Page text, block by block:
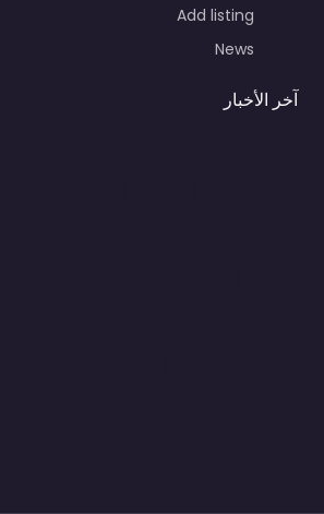
Add listing
News
آخر الأخبار